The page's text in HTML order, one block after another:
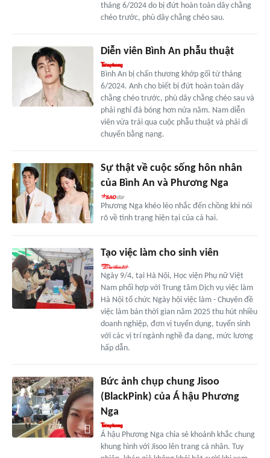
tháng 6/2024 do bị đứt hoàn toàn dây chằng
chéo trước, phù dây chằng chéo sau.
Diễn viên Bình An phẫu thuật
Bình An bị chấn thương khớp gối từ tháng
6/2024. Anh cho biết bị đứt hoàn toàn dây
chằng chéo trước, phù dây chằng chéo sau và
phải nghỉ đá bóng hơn nửa năm. Nam diễn
viên vừa trải qua cuộc phẫu thuật và phải di
chuyển bằng nạng.
Sự thật về cuộc sống hôn nhân
của Bình An và Phương Nga
Phương Nga khéo léo nhắc đến chồng khi nói
rõ về tình trạng hiện tại của cả hai.
Tạo việc làm cho sinh viên
Ngày 9/4, tại Hà Nội, Học viện Phụ nữ Việt
Nam phối hợp với Trung tâm Dịch vụ việc làm
Hà Nội tổ chức Ngày hội việc làm - Chuyên đề
việc làm bán thời gian năm 2025 thu hút nhiều
doanh nghiệp, đơn vị tuyển dụng, tuyển sinh
với các vị trí ngành nghề đa dạng, mức lương
hấp dẫn.
Bức ảnh chụp chung Jisoo
(BlackPink) của Á hậu Phương
Nga
Á hậu Phương Nga chia sẻ khoảnh khắc chung
khung hình với Jisoo lên trang cá nhân. Tuy